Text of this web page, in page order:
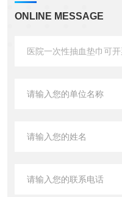
ONLINE MESSAGE